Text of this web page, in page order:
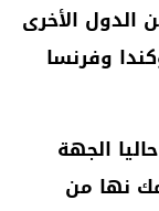
الدول الأخرى
وفرنسا
الجهة
نها من